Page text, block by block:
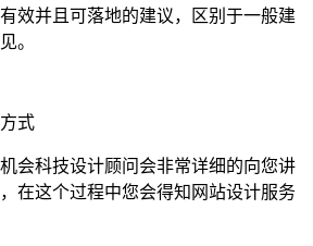
效并且可落地的建议，区别于一般建
。
式
会科技设计顾问会非常详细的向您讲
在这个过程中您会得知网站设计服务